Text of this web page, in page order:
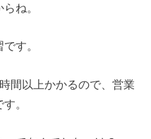
ね。
す。
間以上かかるので、営業
。